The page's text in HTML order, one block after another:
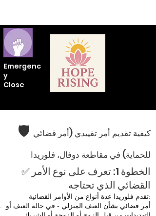
Emergenc
y
Close
🛡️ كيفية تقديم أمر تقييدي (أمر قضائي
للحماية) في مقاطعة دوفال، فلوريدا
✅ الخطوة 1: تعرف على نوع الأمر
القضائي الذي تحتاجه
تقدم فلوريدا عدة أنواع من الأوامر القضائية:
أمر قضائي بشأن العنف المنزلي - في حالة العنف أو